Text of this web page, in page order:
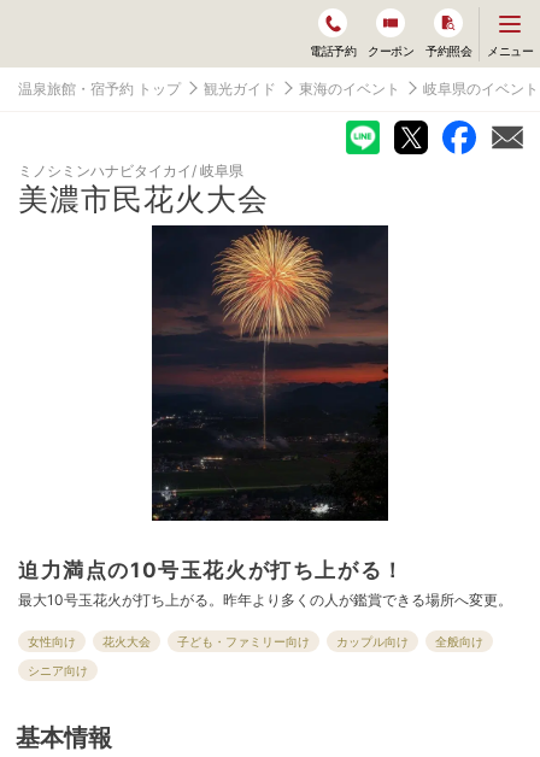
電話予約 クーポン 予約照会
ニ
ー
開
く
メニュー
温泉旅館・宿予約 トップ 観光ガイド 東海のイベント 岐阜県のイベント
ミノシミンハナビタイカイ 岐阜県
美濃市民花火大会
迫力満点の10号玉花火が打ち上がる！
最大10号玉花火が打ち上がる。昨年より多くの人が鑑賞できる場所へ変更。
女性向け 花火大会 子ども・ファミリー向け カップル向け
全般向け
シニア向け
基本情報